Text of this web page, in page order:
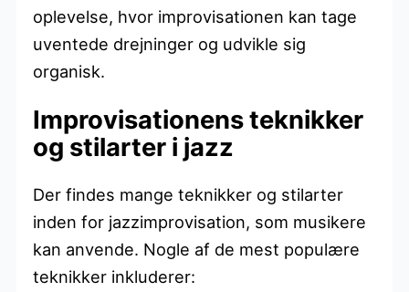
oplevelse, hvor improvisationen kan tage
uventede drejninger og udvikle sig
organisk.
Improvisationens teknikker
og stilarter i jazz
Der findes mange teknikker og stilarter
inden for jazzimprovisation, som musikere
kan anvende. Nogle af de mest populære
teknikker inkluderer: